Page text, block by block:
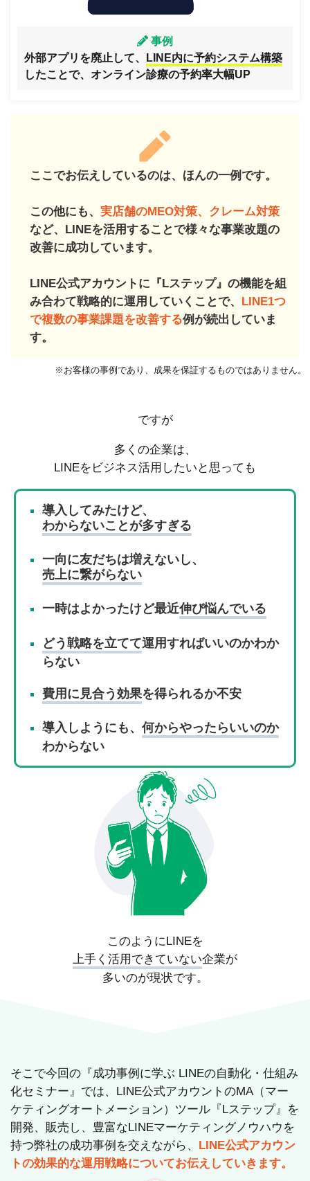
事例
外部アプリを廃止して、
LINE内に予約システム構築
したことで、オンライン診療の予約率大幅UP
ここでお伝えしているのは、ほんの一例です。
この他にも、 実店舗のMEO対策、クレーム対策
など、LINEを活用することで様々な事業改題の
改善に成功しています。
LINE公式アカウントに『Lステップ』の機能を組
み合わて戦略的に運用していくことで、 LINE1つ
で複数の事業課題を改善する例が続出していま
す。
※お客様の事例であり、成果を保証するものではありません。
ですが
多くの企業は、
LINEをビジネス活用したいと思っても
導入してみたけど、
わからないことが多すぎる
一向に友だちは増えないし、
売上に繋がらない
一時はよかったけど最近伸び悩んでいる
どう戦略を立てて運用すればいいのかわか
らない
費用に見合う効果を得られるか不安
導入しようにも、何からやったらいいのか
わからない
このようにLINEを
上手く活用できていない企業が
多いのが現状です。
そこで今回の『成功事例に学ぶ LINEの自動化・仕組み
化セミナー』では、LINE公式アカウントのMA（マー
ケティングオートメーション）ツール『Lステップ』を
開発、販売し、豊富なLINEマーケティングノウハウを
持つ弊社の成功事例を交えながら、 LINE公式アカウン
トの効果的な運用戦略についてお伝えしていきます。